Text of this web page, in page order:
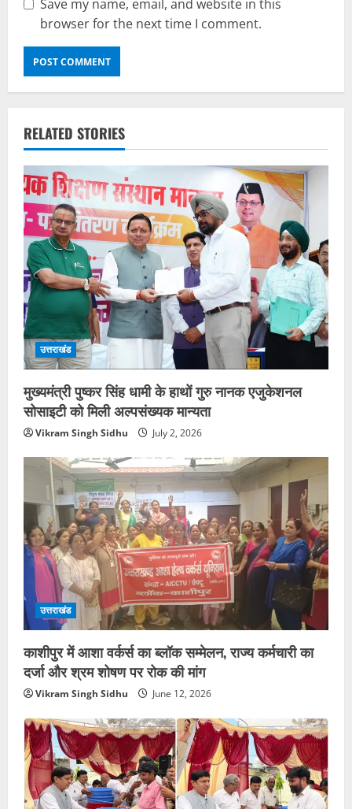
Save my name, email, and website in this
browser for the next time I comment.
RELATED STORIES
उत्तराखंड
मुख्यमंत्री पुष्कर सिंह धामी के हाथों गुरु नानक एजुकेशनल
सोसाइटी को मिली अल्पसंख्यक मान्यता
Vikram Singh Sidhu July 2, 2026
उत्तराखंड
काशीपुर में आशा वर्कर्स का ब्लॉक सम्मेलन, राज्य कर्मचारी का
दर्जा और श्रम शोषण पर रोक की मांग
Vikram Singh Sidhu June 12, 2026